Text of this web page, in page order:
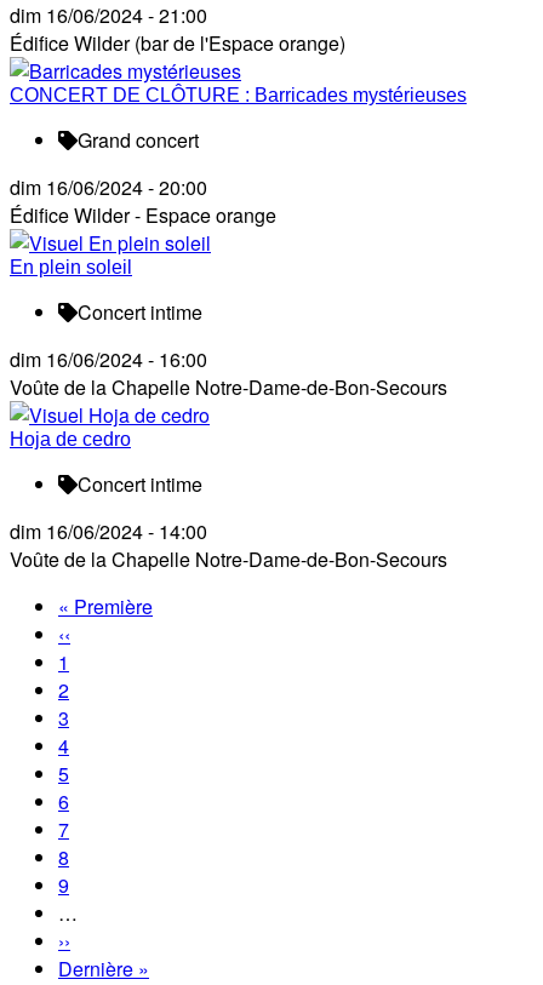
dim 16/06/2024 - 21:00
Édifice Wilder (bar de l'Espace orange)
CONCERT DE CLÔTURE : Barricades mystérieuses
Grand concert
dim 16/06/2024 - 20:00
Édifice Wilder - Espace orange
En plein soleil
Concert intime
dim 16/06/2024 - 16:00
Voûte de la Chapelle Notre-Dame-de-Bon-Secours
Hoja de cedro
Concert intime
dim 16/06/2024 - 14:00
Voûte de la Chapelle Notre-Dame-de-Bon-Secours
Pagination
Première
page
« Première
Page
précédente
‹‹
Page
1
Page
courante
2
Page
3
Page
4
Page
5
Page
6
Page
7
Page
8
Page
9
…
Page
suivante
››
Dernière
Dernière »